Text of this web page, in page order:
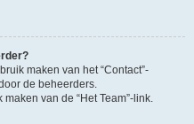
maken van het “Contact”-
de beheerders.
van de “Het Team”-link.